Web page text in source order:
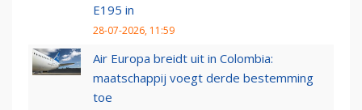
E195 in
28-07-2026, 11:59
Air Europa breidt uit in Colombia:
maatschappij voegt derde bestemming
toe